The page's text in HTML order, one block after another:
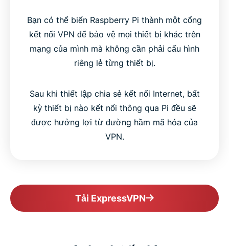
Bạn có thể biến Raspberry Pi thành một cổng
kết nối VPN để bảo vệ mọi thiết bị khác trên
mạng của mình mà không cần phải cấu hình
riêng lẻ từng thiết bị.
Sau khi thiết lập chia sẻ kết nối Internet, bất
kỳ thiết bị nào kết nối thông qua Pi đều sẽ
được hưởng lợi từ đường hầm mã hóa của
VPN.
Tải ExpressVPN